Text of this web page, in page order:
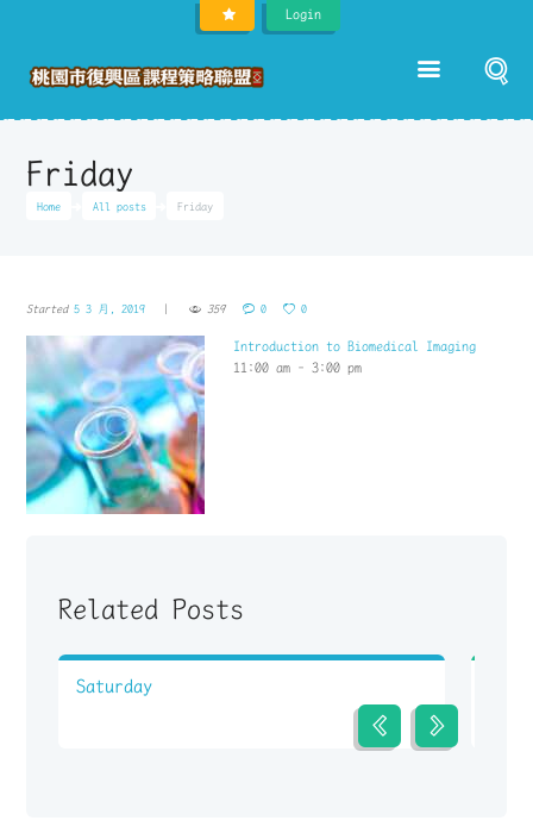
Login
Home All posts Friday
Friday
Started5 3 月, 2019 359 0 0
Introduction to Biomedical Imaging
11:00 am -3:00 pm
Related Posts
Saturday